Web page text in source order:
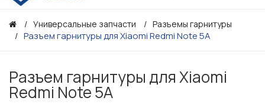
Универсальные запчасти Разъемы гарнитуры
Разъем гарнитуры для Xiaomi Redmi Note 5A
Разъем гарнитуры для Xiaomi
Redmi Note 5A